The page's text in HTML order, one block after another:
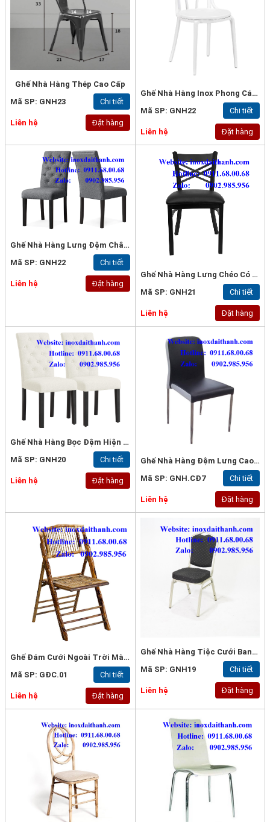
Ghế Nhà Hàng Thép Cao Cấp
Mã SP: GNH23
Chi tiết
Liên hệ Đặt hàng
Ghế Nhà Hàng Inox Phong Cách Pháp
Mã SP: GNH22
Chi tiết
Liên hệ Đặt hàng
Ghế Nhà Hàng Lưng Đệm Chân Thép
Mã SP: GNH22
Chi tiết
Liên hệ Đặt hàng
Ghế Nhà Hàng Lưng Chéo Có Đệm
Mã SP: GNH21
Chi tiết
Liên hệ Đặt hàng
Ghế Nhà Hàng Bọc Đệm Hiện Đại
Mã SP: GNH20
Chi tiết
Liên hệ Đặt hàng
Ghế Nhà Hàng Đệm Lưng Cao Cấp
Mã SP: GNH.CĐ7
Chi tiết
Liên hệ Đặt hàng
Ghế Đám Cưới Ngoài Trời Màu Gỗ
Mã SP: GĐC.01
Chi tiết
Liên hệ Đặt hàng
Ghế Nhà Hàng Tiệc Cưới Banquet
Mã SP: GNH19
Chi tiết
Liên hệ Đặt hàng